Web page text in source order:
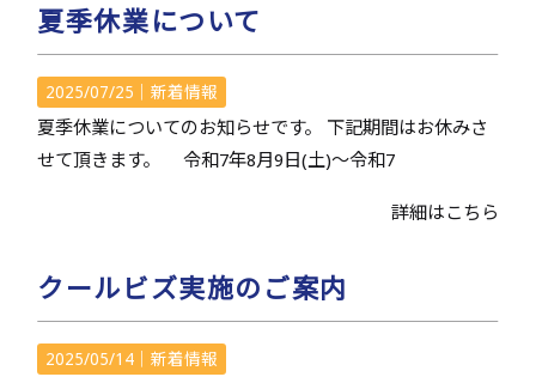
夏季休業について
2025/07/25｜新着情報
夏季休業についてのお知らせです。 下記期間はお休みさ
せて頂きます。 令和7年8月9日(土)～令和7
詳細はこちら
クールビズ実施のご案内
2025/05/14｜新着情報